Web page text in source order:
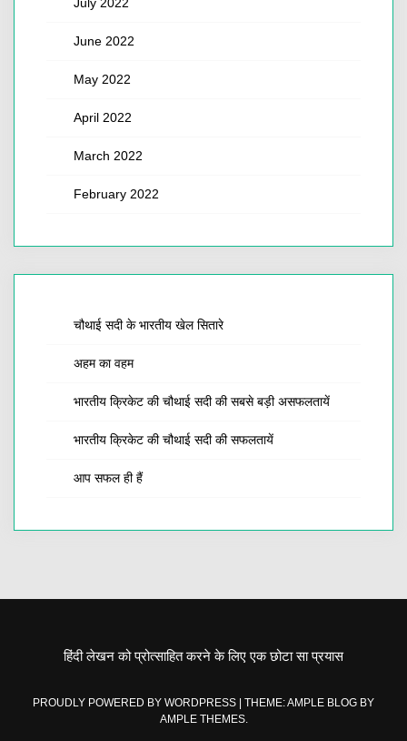
June 2022
May 2022
April 2022
March 2022
February 2022
चौथाई सदी के भारतीय खेल सितारे
अहम का वहम
भारतीय क्रिकेट की चौथाई सदी की सबसे बड़ी असफलतायें
भारतीय क्रिकेट की चौथाई सदी की सफलतायें
आप सफल ही हैं
हिंदी लेखन को प्रोत्साहित करने के लिए एक छोटा सा प्रयास
PROUDLY POWERED BY WORDPRESS
THEME: AMPLE BLOG BY
AMPLE THEMES.